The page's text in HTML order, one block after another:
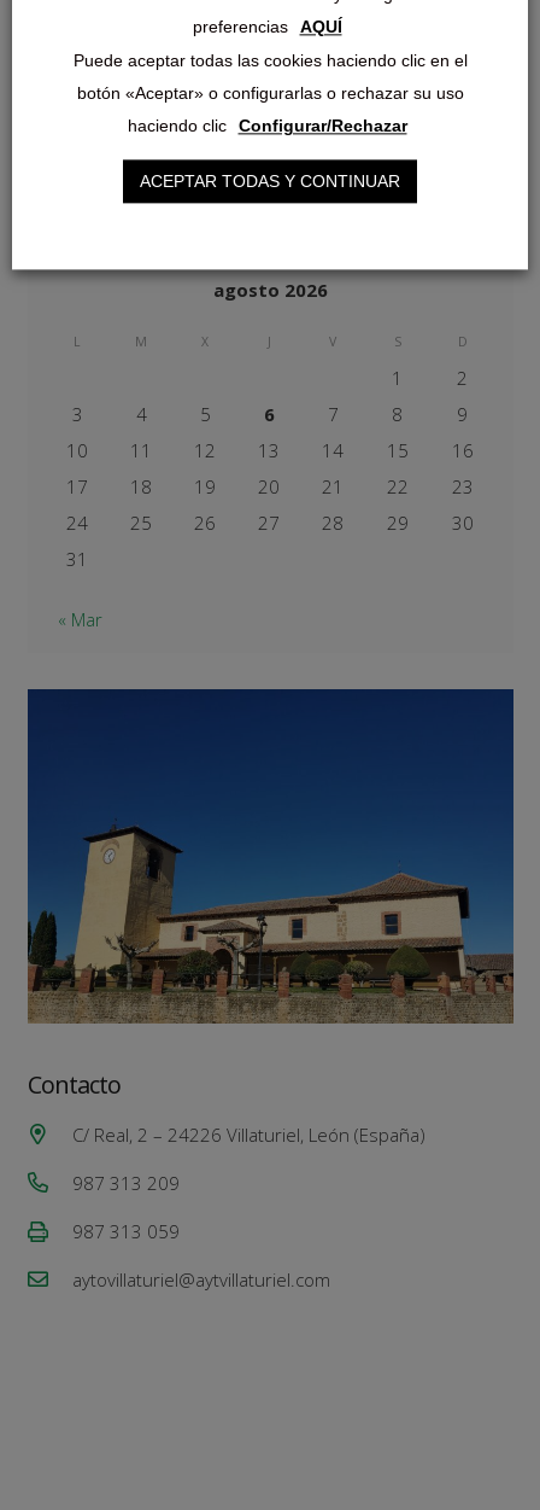
Eventos
No se han encontrado resultados.
agosto 2026
L M X J V S D
1
2
3
4 5 6 7 8
9
10
11 12 13 14 15
16
17
18 19 20 21 22
23
24
25 26 27 28 29
30
31
« Mar
Contacto
C/ Real, 2 – 24226 Villaturiel, León (España)
987 313 209
987 313 059
aytovillaturiel@aytvillaturiel.com
preferencias
AQUÍ
Puede aceptar todas las cookies haciendo clic en el
botón «Aceptar» o configurarlas o rechazar su uso
haciendo clic
Configurar/Rechazar
ACEPTAR TODAS Y CONTINUAR